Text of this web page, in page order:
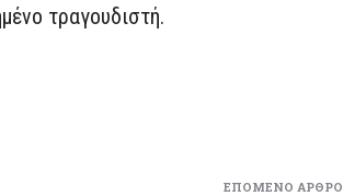
τραγουδιστή.
ΕΠΌΜΕΝΟ ΆΡΘΡΟ